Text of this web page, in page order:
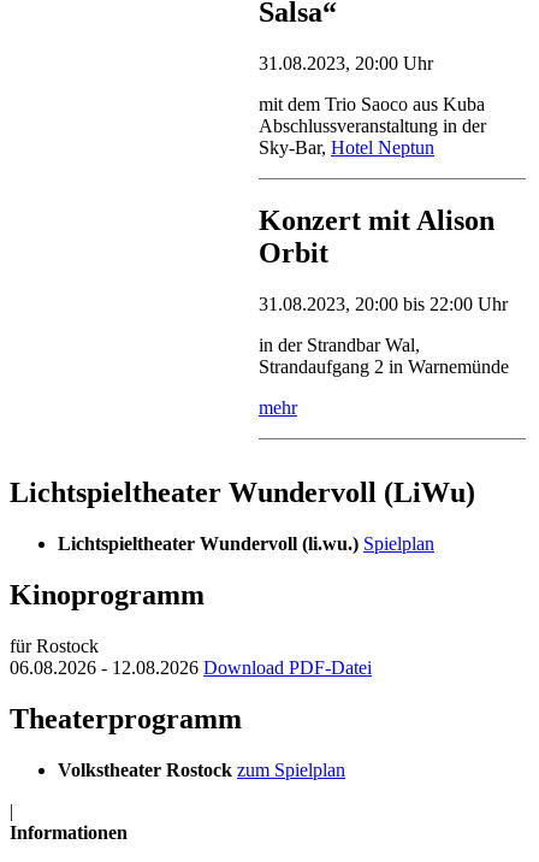
Salsa“
31.08.2023, 20:00 Uhr
mit dem Trio Saoco aus Kuba
Abschlussveranstaltung in der
Sky-Bar, Hotel Neptun
Konzert mit Alison
Orbit
31.08.2023, 20:00 bis 22:00 Uhr
in der Strandbar Wal,
Strandaufgang 2 in Warnemünde
mehr
Lichtspieltheater Wundervoll (LiWu)
Lichtspieltheater Wundervoll (li.wu.) Spielplan
Kinoprogramm
für Rostock
06.08.2026 - 12.08.2026 Download PDF-Datei
Theaterprogramm
Volkstheater Rostock zum Spielplan
|
Informationen